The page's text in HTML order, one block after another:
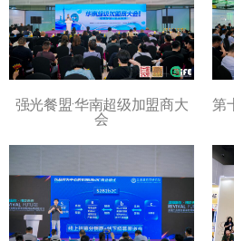
强光餐盟·华南超级加盟商大
会
第